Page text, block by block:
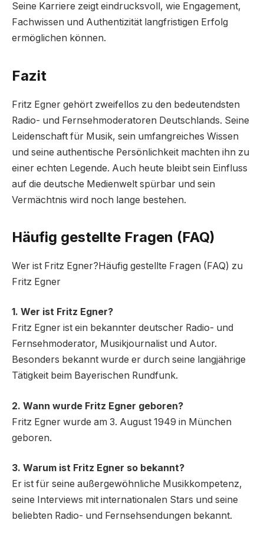
Seine Karriere zeigt eindrucksvoll, wie Engagement,
Fachwissen und Authentizität langfristigen Erfolg
ermöglichen können.
Fazit
Fritz Egner gehört zweifellos zu den bedeutendsten
Radio- und Fernsehmoderatoren Deutschlands. Seine
Leidenschaft für Musik, sein umfangreiches Wissen
und seine authentische Persönlichkeit machten ihn zu
einer echten Legende. Auch heute bleibt sein Einfluss
auf die deutsche Medienwelt spürbar und sein
Vermächtnis wird noch lange bestehen.
Häufig gestellte Fragen (FAQ)
Wer ist Fritz Egner?Häufig gestellte Fragen (FAQ) zu
Fritz Egner
1. Wer ist Fritz Egner?
Fritz Egner ist ein bekannter deutscher Radio- und
Fernsehmoderator, Musikjournalist und Autor.
Besonders bekannt wurde er durch seine langjährige
Tätigkeit beim Bayerischen Rundfunk.
2. Wann wurde Fritz Egner geboren?
Fritz Egner wurde am 3. August 1949 in München
geboren.
3. Warum ist Fritz Egner so bekannt?
Er ist für seine außergewöhnliche Musikkompetenz,
seine Interviews mit internationalen Stars und seine
beliebten Radio- und Fernsehsendungen bekannt.